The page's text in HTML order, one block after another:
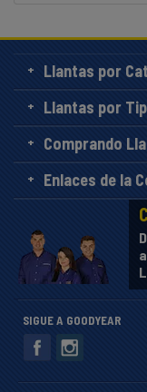
Llantas por
Llantas por
Comprando
Enlaces de la
SIGUE A GOODYEAR